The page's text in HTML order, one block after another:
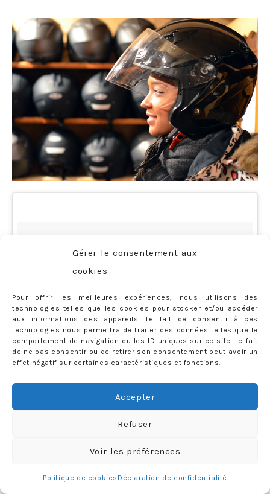
Gérer le consentement aux
cookies
Pour offrir les meilleures expériences, nous utilisons des
technologies telles que les cookies pour stocker et/ou accéder
aux informations des appareils. Le fait de consentir à ces
technologies nous permettra de traiter des données telles que le
comportement de navigation ou les ID uniques sur ce site. Le fait
de ne pas consentir ou de retirer son consentement peut avoir un
effet négatif sur certaines caractéristiques et fonctions.
Accepter
Refuser
Voir les préférences
Politique de cookies Déclaration de confidentialité
année ? Merci @courchevelaventure et @hotelstrato